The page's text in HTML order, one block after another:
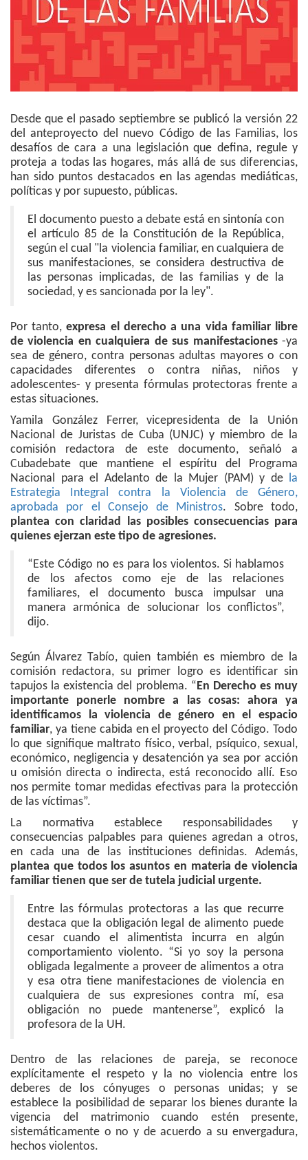
Desde que el pasado septiembre se publicó la versión 22
del anteproyecto del nuevo Código de las Familias, los
desafíos de cara a una legislación que defina, regule y
proteja a todas las hogares, más allá de sus diferencias,
han sido puntos destacados en las agendas mediáticas,
políticas y por supuesto, públicas.
El documento puesto a debate está en sintonía con
el artículo 85 de la Constitución de la República,
según el cual "la violencia familiar, en cualquiera de
sus manifestaciones, se considera destructiva de
las personas implicadas, de las familias y de la
sociedad, y es sancionada por la ley".
Por tanto,expresa el derecho a una vida familiar libre
de violencia en cualquiera de sus manifestaciones-ya
sea de género, contra personas adultas mayores o con
capacidades diferentes o contra niñas, niños y
adolescentes- y presenta fórmulas protectoras frente a
estas situaciones.
Yamila González Ferrer, vicepresidenta de la Unión
Nacional de Juristas de Cuba (UNJC) y miembro de la
comisión redactora de este documento, señaló a
Cubadebate que mantiene el espíritu del Programa
Nacional para el Adelanto de la Mujer (PAM) y de la
Estrategia Integral contra la Violencia de Género,
aprobada por el Consejo de Ministros. Sobre todo,
plantea con claridad las posibles consecuencias para
quienes ejerzan este tipo de agresiones.
“Este Código no es para los violentos. Si hablamos
de los afectos como eje de las relaciones
familiares, el documento busca impulsar una
manera armónica de solucionar los conflictos”,
dijo.
Según Álvarez Tabío, quien también es miembro de la
comisión redactora, su primer logro es identificar sin
tapujos la existencia del problema. “En Derecho es muy
importante ponerle nombre a las cosas: ahora ya
identificamos la violencia de género en el espacio
familiar, ya tiene cabida en el proyecto del Código. Todo
lo que signifique maltrato físico, verbal, psíquico, sexual,
económico, negligencia y desatención ya sea por acción
u omisión directa o indirecta, está reconocido allí. Eso
nos permite tomar medidas efectivas para la protección
de las víctimas”.
La normativa establece responsabilidades y
consecuencias palpables para quienes agredan a otros,
en cada una de las instituciones definidas. Además,
plantea que todos los asuntos en materia de violencia
familiar tienen que ser de tutela judicial urgente.
Entre las fórmulas protectoras a las que recurre
destaca que la obligación legal de alimento puede
cesar cuando el alimentista incurra en algún
comportamiento violento. “Si yo soy la persona
obligada legalmente a proveer de alimentos a otra
y esa otra tiene manifestaciones de violencia en
cualquiera de sus expresiones contra mí, esa
obligación no puede mantenerse”, explicó la
profesora de la UH.
Dentro de las relaciones de pareja, se reconoce
explícitamente el respeto y la no violencia entre los
deberes de los cónyuges o personas unidas; y se
establece la posibilidad de separar los bienes durante la
vigencia del matrimonio cuando estén presente,
sistemáticamente o no y de acuerdo a su envergadura,
hechos violentos.